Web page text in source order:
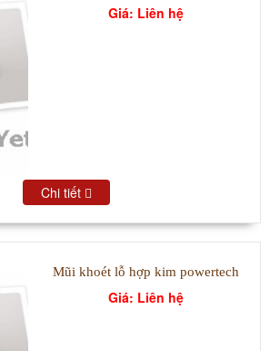
Giá: Liên hệ
Chi tiết
Mũi khoét lỗ hợp kim powertech
Giá: Liên hệ